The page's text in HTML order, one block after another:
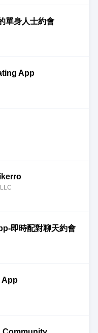
單身人士約會
App
即時配對聊天約會
App